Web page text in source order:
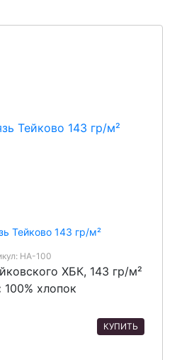
Тейково 143 гр/м²
НА-100
ХБК, 143 гр/м²
100% хлопок
КУПИТЬ